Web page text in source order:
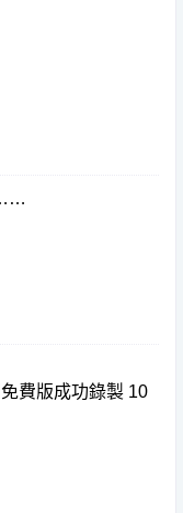
……
費版成功錄製 10